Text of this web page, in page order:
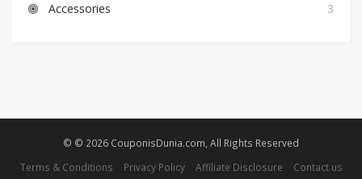
Accessories 3
© © 2026 CouponisDunia.com, All Rights Reserved
Terms & Conditions
Privacy Policy Affiliate Disclosure Contact us